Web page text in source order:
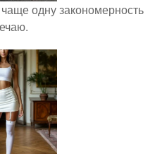
одну закономерность